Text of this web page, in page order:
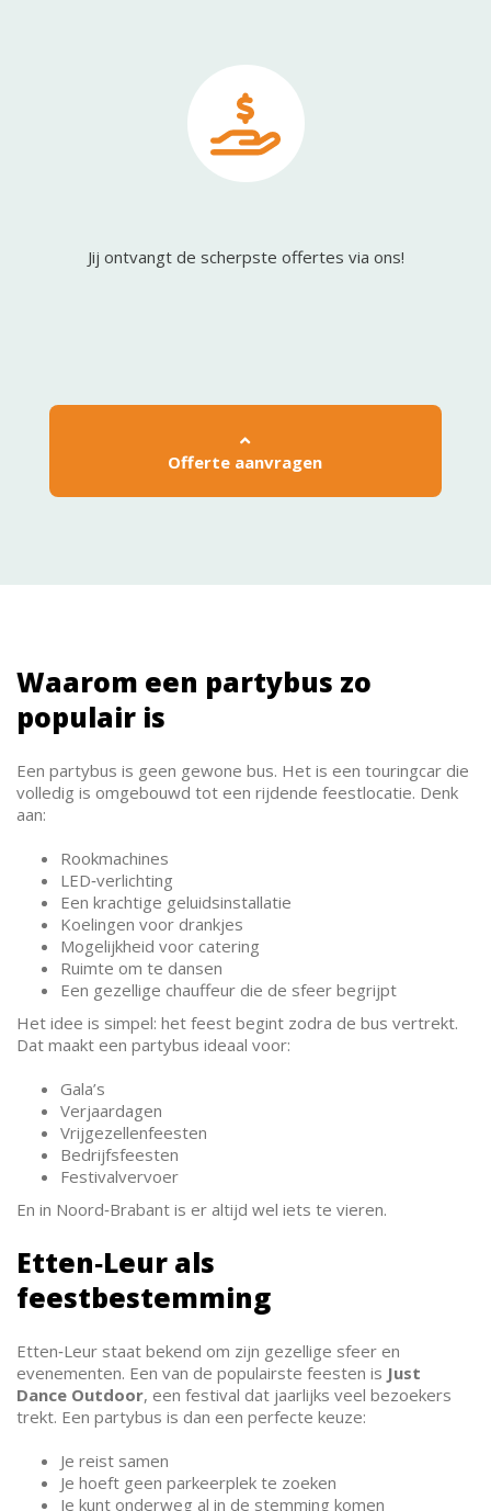
Jij ontvangt de scherpste offertes via ons!
Offerte aanvragen
Waarom een partybus zo
populair is
Een partybus is geen gewone bus. Het is een touringcar die
volledig is omgebouwd tot een rijdende feestlocatie. Denk
aan:
Rookmachines
LED‑verlichting
Een krachtige geluidsinstallatie
Koelingen voor drankjes
Mogelijkheid voor catering
Ruimte om te dansen
Een gezellige chauffeur die de sfeer begrijpt
Het idee is simpel: het feest begint zodra de bus vertrekt.
Dat maakt een partybus ideaal voor:
Gala’s
Verjaardagen
Vrijgezellenfeesten
Bedrijfsfeesten
Festivalvervoer
En in Noord‑Brabant is er altijd wel iets te vieren.
Etten‑Leur als
feestbestemming
Etten‑Leur staat bekend om zijn gezellige sfeer en
evenementen. Een van de populairste feesten is Just
Dance Outdoor, een festival dat jaarlijks veel bezoekers
trekt. Een partybus is dan een perfecte keuze:
Je reist samen
Je hoeft geen parkeerplek te zoeken
Je kunt onderweg al in de stemming komen